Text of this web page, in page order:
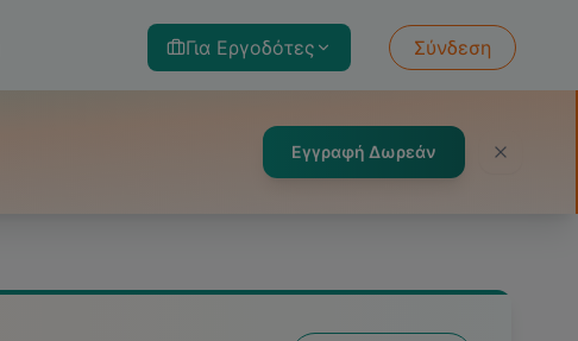
Για Εργοδότες Σύνδεση
Εγγραφή Δωρεάν